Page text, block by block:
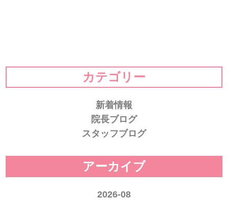
カテゴリー
新着情報
院長ブログ
スタッフブログ
アーカイブ
2026-08